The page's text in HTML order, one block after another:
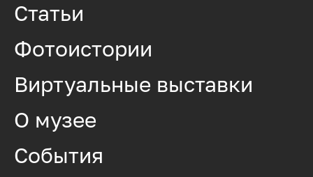
Статьи
Фотоистории
Виртуальные выставки
О музее
События